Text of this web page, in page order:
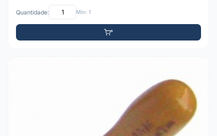
Quantidade: Mín: 1